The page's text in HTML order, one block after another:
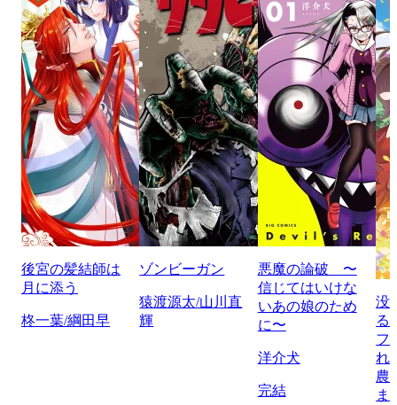
後宮の髪結師は
月に添う
柊一葉/綱田早
ゾンビーガン
猿渡源太/山川直
輝
悪魔の論破 〜
信じてはいけな
いあの娘のため
に〜
洋介犬
完結
没
る
フ
れ
農
ま